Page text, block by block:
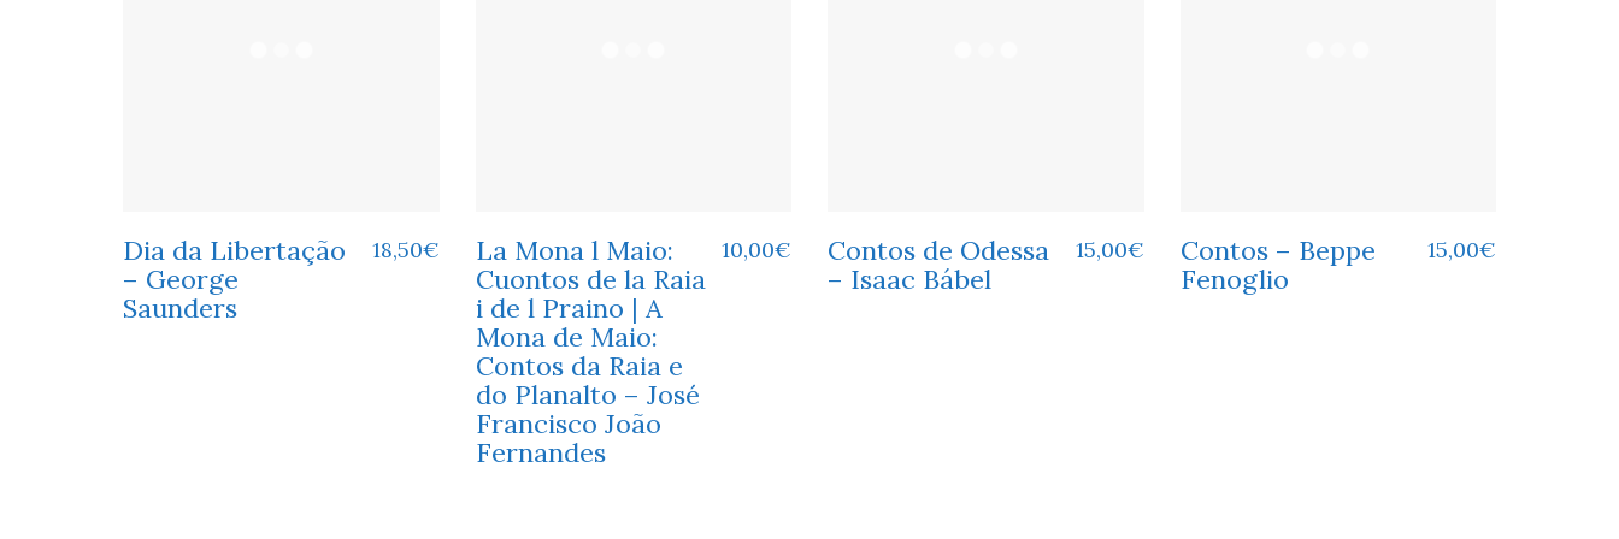
Dia da Libertação
– George
Saunders
18,50€
La Mona l Maio:
Cuontos de la Raia
i de l Praino | A
Mona de Maio:
Contos da Raia e
do Planalto – José
Francisco João
Fernandes
10,00€
Contos de Odessa
– Isaac Bábel
15,00€
Contos – Beppe
Fenoglio
15,00€